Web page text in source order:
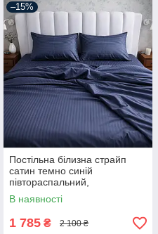
–15%
Постільна білизна страйп
сатин темно синій
півтораспальний,
двоспальний, євро, сімейний
В наявності
1 785 ₴ 2 100 ₴